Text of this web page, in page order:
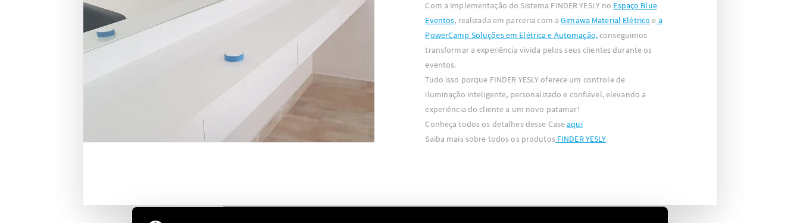
Com a implementação do Sistema FINDER YESLY no Espaço Blue
Eventos, realizada em parceria com aGimawa Material Elétrico e a
PowerCamp Soluções em Elétrica e Automação,conseguimos
transformar a experiência vivida pelos seus clientes durante os
eventos.
Tudo isso porque FINDER YESLY oferece um controle de
iluminação inteligente, personalizado e confiável, elevando a
experiência do cliente a um novo patamar!
Conheça todos os detalhes desse Caseaqui
Saiba mais sobre todos os produtosFINDER YESLY